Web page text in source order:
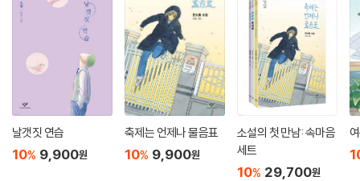
날갯짓 연습
10% 9,900원
축제는 언제나 물음표
10% 9,900원
소설의 첫 만남: 속마음
세트
10% 29,700원